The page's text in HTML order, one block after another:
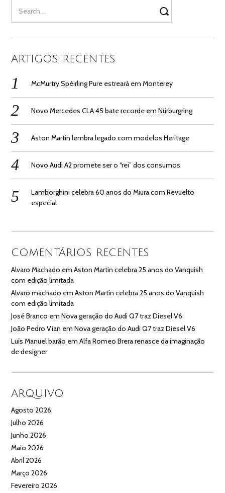
for:
ARTIGOS RECENTES
McMurtry Spéirling Pure estreará em Monterey
Novo Mercedes CLA 45 bate recorde em Nürburgring
Aston Martin lembra legado com modelos Heritage
Novo Audi A2 promete ser o “rei” dos consumos
Lamborghini celebra 60 anos do Miura com Revuelto
especial
COMENTÁRIOS RECENTES
Alvaro Machado emAston Martin celebra 25 anos do Vanquish
com edição limitada
Alvaro machado emAston Martin celebra 25 anos do Vanquish
com edição limitada
José Branco emNova geração do Audi Q7 traz Diesel V6
João Pedro Vian emNova geração do Audi Q7 traz Diesel V6
Luís Manuel barão emAlfa Romeo Brera renasce da imaginação
de designer
ARQUIVO
Agosto 2026
Julho 2026
Junho 2026
Maio 2026
Abril 2026
Março 2026
Fevereiro 2026